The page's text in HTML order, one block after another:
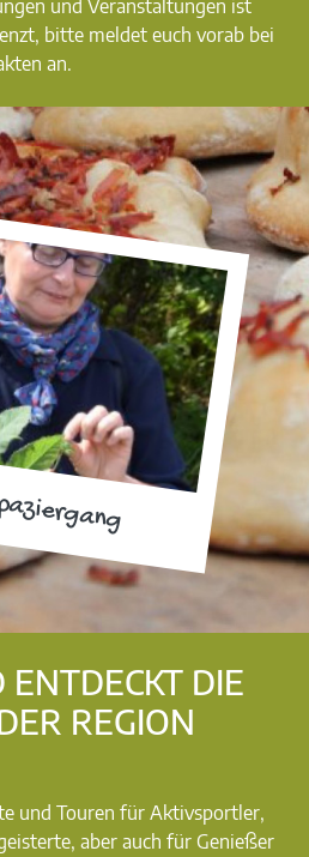
und Veranstaltungen ist
bitte meldet euch vorab bei
an.
DIE
REGION
und Touren für Aktivsportler,
aber auch für Genießer